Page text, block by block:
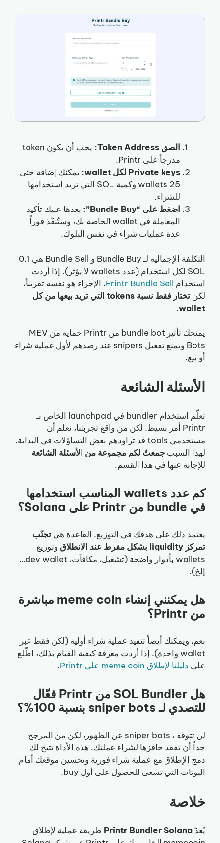
الصق Token Address:
يجب أن يكون token
مدرجاً على Printr.
Private keys لكل wallet:
يمكنك إضافة حتى
25 wallets وكمية SOL التي تريد استخدامها
للشراء.
اضغط على “Bundle Buy”:
بعدها عليك تأكيد
المعاملة في wallet الخاصة بك، وستُنفّذ فوراً
عدة عمليات شراء في نفس البلوك.
التكلفة الإجمالية لـ Bundle Buy و Bundle Sell هي 0.1
SOL لكل استخدام (عدد wallets لا يؤثر). إذا أردت
استخدام Printr Bundle Sell، الإجراء هو نفسه تقريباً،
لكن
تختار فقط نسبة tokens التي تريد بيعها من كل
wallet
.
يمنحك تأثير bundle bot من Printr حماية من MEV
Bots ويمنع تفعيل snipers عند رصدهم لأول عملية شراء
أو بيع.
الأسئلة الشائعة
تعلّم استخدام bundler في launchpad الخاص بـ
Printr أمر بسيط. لكن من واقع تجربتنا، نعلم أن
مستخدمي tools قد تراودهم بعض التساؤلات في البداية.
لهذا السبب جمعتُ لكم مجموعة من الأسئلة الشائعة
للإجابة عنها في هذا القسم.
كم عدد wallets المناسب استخدامها
في bundle من Printr على Solana؟
يعتمد ذلك على هدفك في التوزيع. القاعدة هي تجنّب
تمركز liquidity بشكل مفرط عند الانطلاق
وتوزيع
wallets بأدوار واضحة (تشغيل، مكافآت، dev wallet…
إلخ).
هل يمكنني إنشاء meme coin مباشرة
من Printr؟
نعم، ويمكنك أيضاً تنفيذ عملية شراء أولية (لكن فقط عبر
wallet واحدة). إذا أردت معرفة كيفية القيام بذلك، اطّلع
على دليلنا لإطلاق meme coin على Printr .
هل SOL Bundler من Printr فعّال
للتصدي لـ sniper bots بنسبة 100%؟
لن تتوقف sniper bots عن الظهور، لكن من المرجح
جداً أن تفقد حافزها لشراء عملتك. هذه الأداة تتيح لك
دمج الإطلاق مع عملية شراء فورية وتحسين موقعك أمام
البوتات التي تسعى للحصول على أول buy.
خلاصة
يُعدّPrintr Bundler Solana طريقة عملية لإطلاق